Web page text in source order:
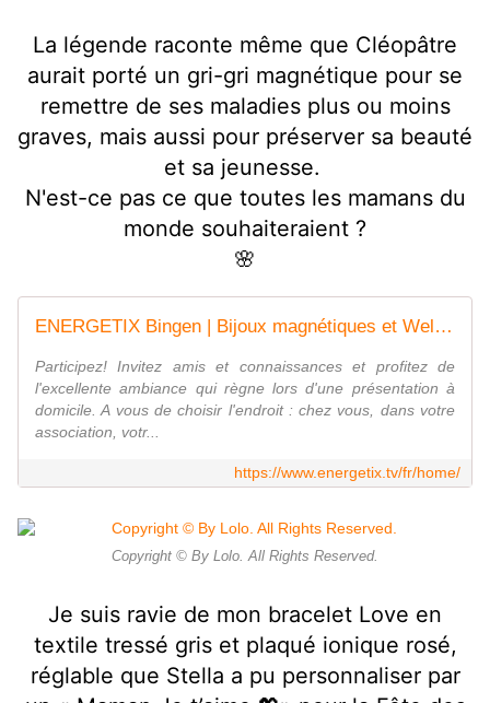
La légende raconte même que Cléopâtre
aurait porté un gri-gri magnétique pour se
remettre de ses maladies plus ou moins
graves, mais aussi pour préserver sa beauté
et sa jeunesse.
N'est-ce pas ce que toutes les mamans du
monde souhaiteraient ?
🌸
ENERGETIX Bingen | Bijoux magnétiques et Wellness
Participez! Invitez amis et connaissances et profitez de
l'excellente ambiance qui règne lors d'une présentation à
domicile. A vous de choisir l'endroit : chez vous, dans votre
association, votr...
https://www.energetix.tv/fr/home/
Copyright © By Lolo. All Rights Reserved.
Je suis ravie de mon bracelet Love en
textile tressé gris et plaqué ionique rosé,
réglable que Stella a pu personnaliser par